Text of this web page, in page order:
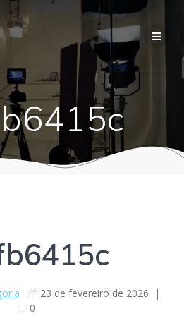
to
23 de fevereiro de 2026 |
0